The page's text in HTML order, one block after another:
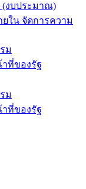
ม
ที่ของรัฐ
(งบประมาณ)
ใน จัดการความ
ม
ที่ของรัฐ